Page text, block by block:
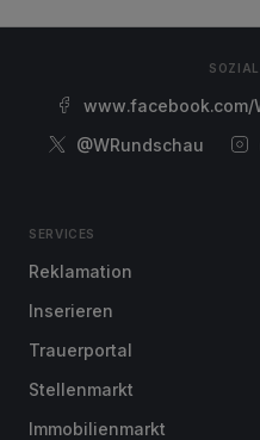
@WRundschau
SERVICES
Reklamation
Inserieren
Trauerportal
Stellenmarkt
Immobilienmarkt